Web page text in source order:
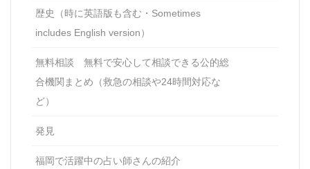
歴史（時に英語版も含む・Sometimes
includes English version）
無料相談 無料で安心して相談できる公的総
合機関まとめ（救急の相談や24時間対応な
ど）
発見
福岡で活躍中の占い師さんの紹介